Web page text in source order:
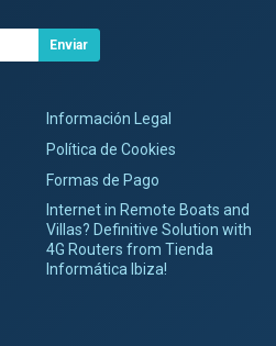
Enviar
Información Legal
Política de Cookies
Formas de Pago
Internet in Remote Boats and
Villas? Definitive Solution with
4G Routers from Tienda
Informática Ibiza!